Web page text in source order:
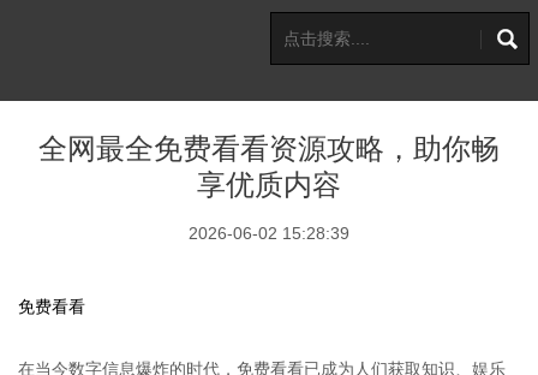
全网最全免费看看资源攻略，助你畅
享优质内容
2026-06-02 15:28:39
免费看看
在当今数字信息爆炸的时代，免费看看已成为人们获取知识、娱乐